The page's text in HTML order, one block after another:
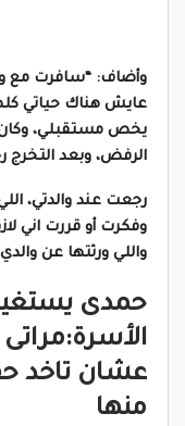
وأضاف: “سافرت مع
عايش هناك حياتي
يخص مستقبلي،
الرفض، وبعد التخرج
رجعت عند والدتي،
وفكرت أو قررت اني
واللي ورثتها عن
حمدى
عشان تاخد
منها